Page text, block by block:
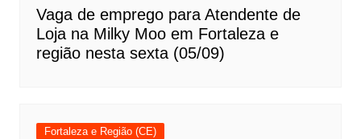
Vaga de emprego para Atendente de
Loja na Milky Moo em Fortaleza e
região nesta sexta (05/09)
Fortaleza e Região (CE)